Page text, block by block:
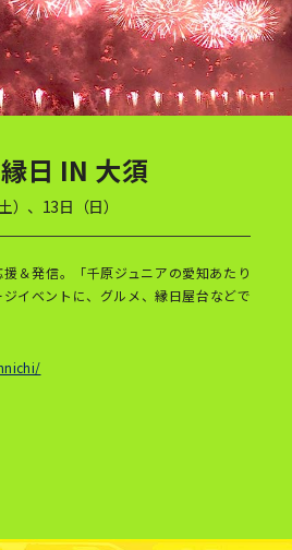
日 IN 大須
）、13日（日）
＆発信。「千原ジュニアの愛知あたり
イベントに、グルメ、縁日屋台などで